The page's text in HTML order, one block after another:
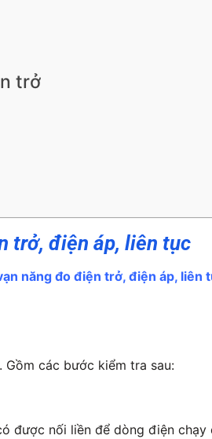
trở
trở, điện áp, liên tục
năng đo điện trở, điện áp, liên
. Gồm các bước kiểm tra sau:
được nối liền để dòng điện chạy